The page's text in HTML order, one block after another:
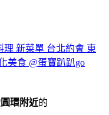
新菜單 台北約會 東
美食 @蛋寶趴趴go
環附近的